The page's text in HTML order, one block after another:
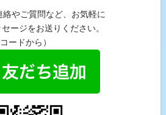
絡やご質問など、お気軽に
ージをお送りください。
ードから）